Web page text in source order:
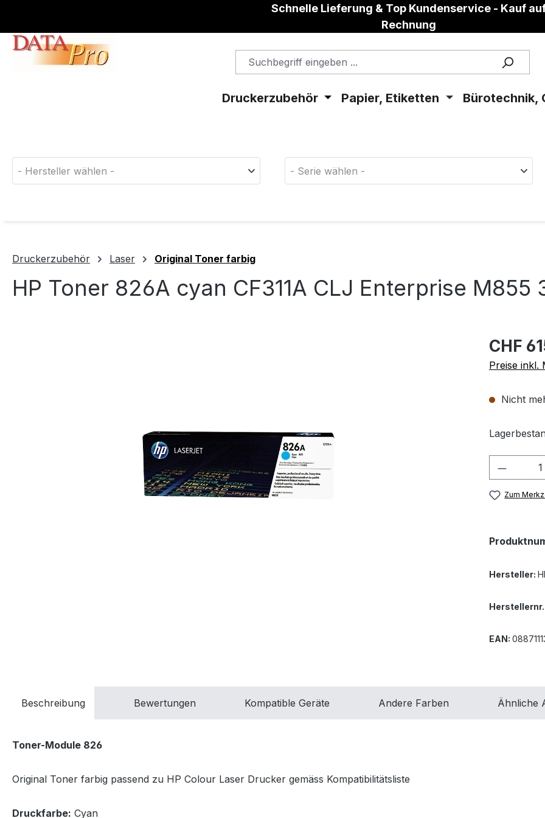
Schnelle Lieferung & Top Kundenservice - Kauf
Rechnung
Druckerzubehör Papier, Etiketten Bürotechnik,
- Hersteller wählen - - Serie wählen -
Druckerzubehör Laser Original Toner farbig
HP Toner 826A cyan CF311A CLJ Enterprise M855
CHF
Preise inkl.
Nicht
Zum
Hersteller:
EAN:
Beschreibung Bewertungen Kompatible Geräte Andere Farben Ähnliche
Toner-Module 826
Original Toner farbig passend zu HP Colour Laser Drucker gemäss Kompatibilitätsliste
Druckfarbe: Cyan